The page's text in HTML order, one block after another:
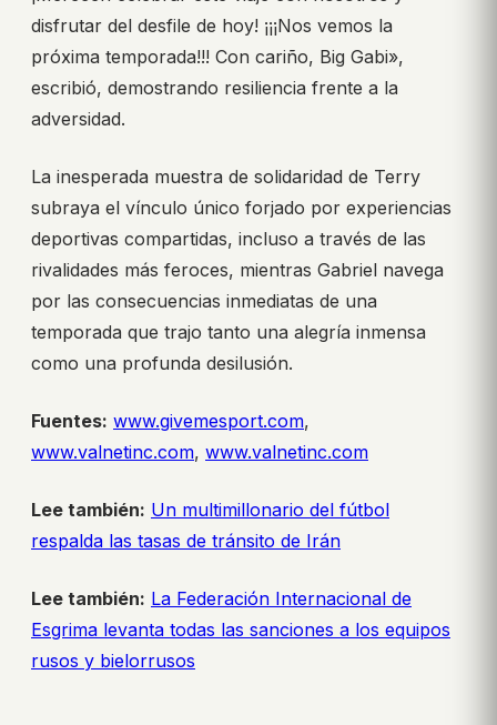
disfrutar del desfile de hoy! ¡¡¡Nos vemos la
próxima temporada!!! Con cariño, Big Gabi»,
escribió, demostrando resiliencia frente a la
adversidad.
La inesperada muestra de solidaridad de Terry
subraya el vínculo único forjado por experiencias
deportivas compartidas, incluso a través de las
rivalidades más feroces, mientras Gabriel navega
por las consecuencias inmediatas de una
temporada que trajo tanto una alegría inmensa
como una profunda desilusión.
Fuentes: www.givemesport.com,
www.valnetinc.com, www.valnetinc.com
Lee también: Un multimillonario del fútbol
respalda las tasas de tránsito de Irán
Lee también: La Federación Internacional de
Esgrima levanta todas las sanciones a los equipos
rusos y bielorrusos